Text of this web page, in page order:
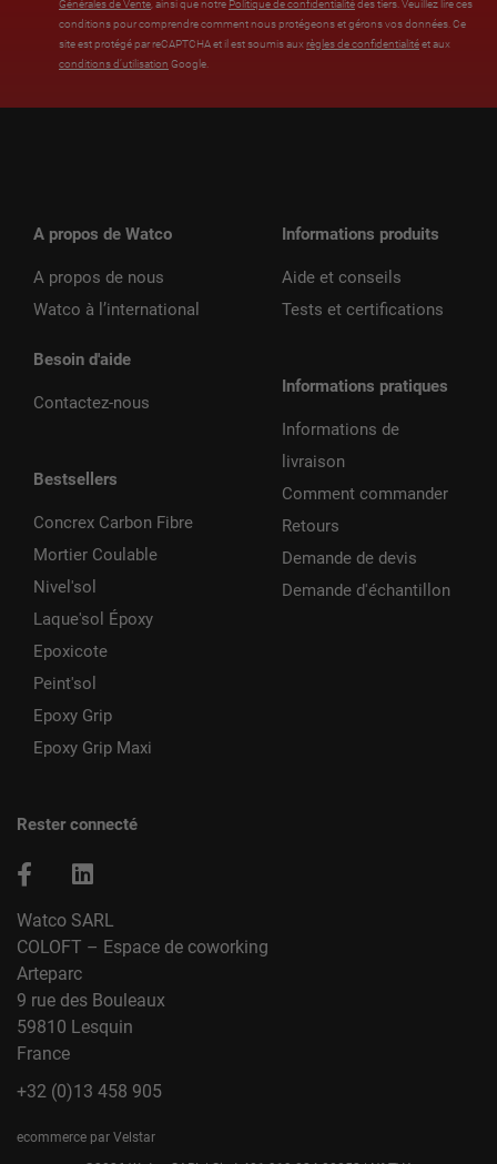
Générales de Vente , ainsi que notre Politique de confidentialitédes tiers. Veuillez lire ces
conditions pour comprendre comment nous protégeons et gérons vos données. Ce
site est protégé par reCAPTCHA et il est soumis aux règles de confidentialitéet aux
conditions d’utilisation Google.
A propos de Watco
A propos de nous
Watco à l’international
Besoin d'aide
Contactez-nous
Bestsellers
Concrex Carbon Fibre
Mortier Coulable
Nivel'sol
Laque'sol Époxy
Epoxicote
Peint'sol
Epoxy Grip
Epoxy Grip Maxi
Informations produits
Aide et conseils
Tests et certifications
Informations pratiques
Informations de
livraison
Comment commander
Retours
Demande de devis
Demande d'échantillon
Rester connecté
Watco SARL
COLOFT – Espace de coworking
Arteparc
9 rue des Bouleaux
59810 Lesquin
France
+32 (0)13 458 905
ecommerce par Velstar